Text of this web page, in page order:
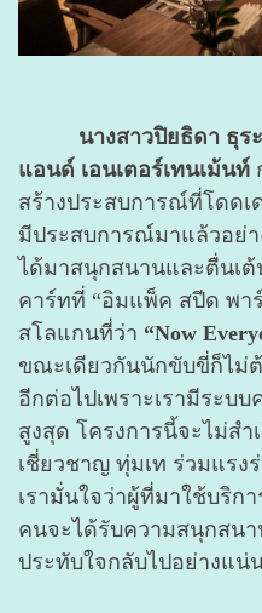
นางสาวปิยธิดา ธุร
แอนด์ เอนเตอร์เทนเม้นท์
สร้างประสบการณ์ที่โดด
มีประสบการณ์มาแล้วอย่
ได้มาสนุกสนานและตื่นเต้
คาร์ทที่ “อิมแพ็ค สปีด พา
สโลแกนที่ว่า “Now
ขณะเดียวกันนักขับขี่ก็ไม่
อีกต่อไปเพราะเรามีระบ
สูงสุด โครงการนี้จะไม่สำ
เชี่ยวชาญ ทุ่มเท ร่วมแรง
เรามั่นใจว่าผู้ที่มาใช้บริกา
คนจะได้รับความสนุกสน
ประทับใจกลับไปอย่างแน่